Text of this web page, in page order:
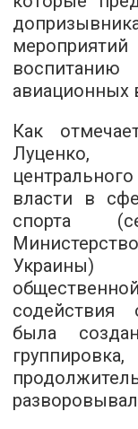
мероприятий
авиационных
Как
Луценко,
власти в
спорта
содействия
была